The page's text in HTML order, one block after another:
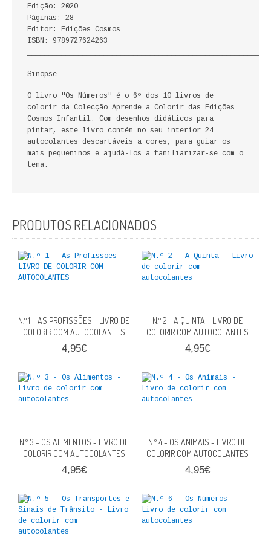
COLEÇÃO PONTO E VÍRGULA
HISTÓRIA
LITERATURA
BIOGRAFIA
FICÇÃO E ROMANCE
NOVA BIBLIOTECA COSMOS
REVISTA DEDALUS
CIÊNCIA POLITICA
COLEÇÃO ATENA
QUEM SOMOS
PROMOÇÕES
VER CARRINHO
CONTACTOS
Edição: 2020
Páginas: 28
Editor: Edições Cosmos
ISBN: 9789727624263
Sinopse
O livro "Os Números" é o 6º dos 10 livros de
colorir da Colecção Aprende a Colorir das Edições
Cosmos Infantil. Com desenhos didáticos para
pintar, este livro contém no seu interior 24
autocolantes descartáveis a cores, para guiar os
mais pequeninos e ajudá-los a familiarizar-se com o
tema.
PRODUTOS RELACIONADOS
N.º 1 - AS PROFISSÕES - LIVRO DE
COLORIR COM AUTOCOLANTES
4,95€
N.º 2 - A QUINTA - LIVRO DE
COLORIR COM AUTOCOLANTES
4,95€
N.º 3 - OS ALIMENTOS - LIVRO DE
COLORIR COM AUTOCOLANTES
4,95€
N.º 4 - OS ANIMAIS - LIVRO DE
COLORIR COM AUTOCOLANTES
4,95€